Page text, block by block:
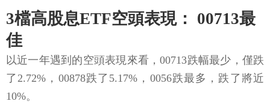
3檔高股息ETF空頭表現： 00713最
佳
以近一年遇到的空頭表現來看，00713跌幅最少，僅跌
了2.72%，00878跌了5.17%，0056跌最多，跌了將近
10%。